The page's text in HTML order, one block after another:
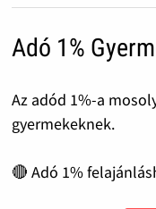
Adó 1%
Az adód 1%-a
gyermekeknek.
🔴 Adó 1%